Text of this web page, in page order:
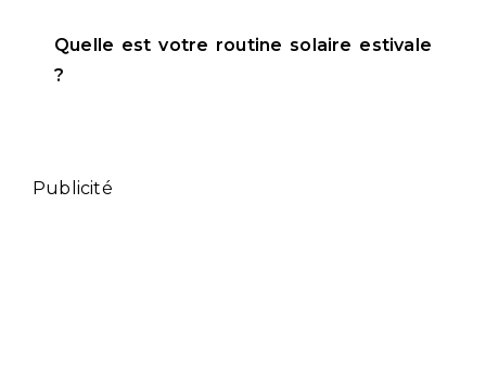
Quelle est votre routine solaire estivale
?
Publicité